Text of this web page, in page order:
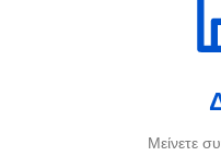
Μείνετε